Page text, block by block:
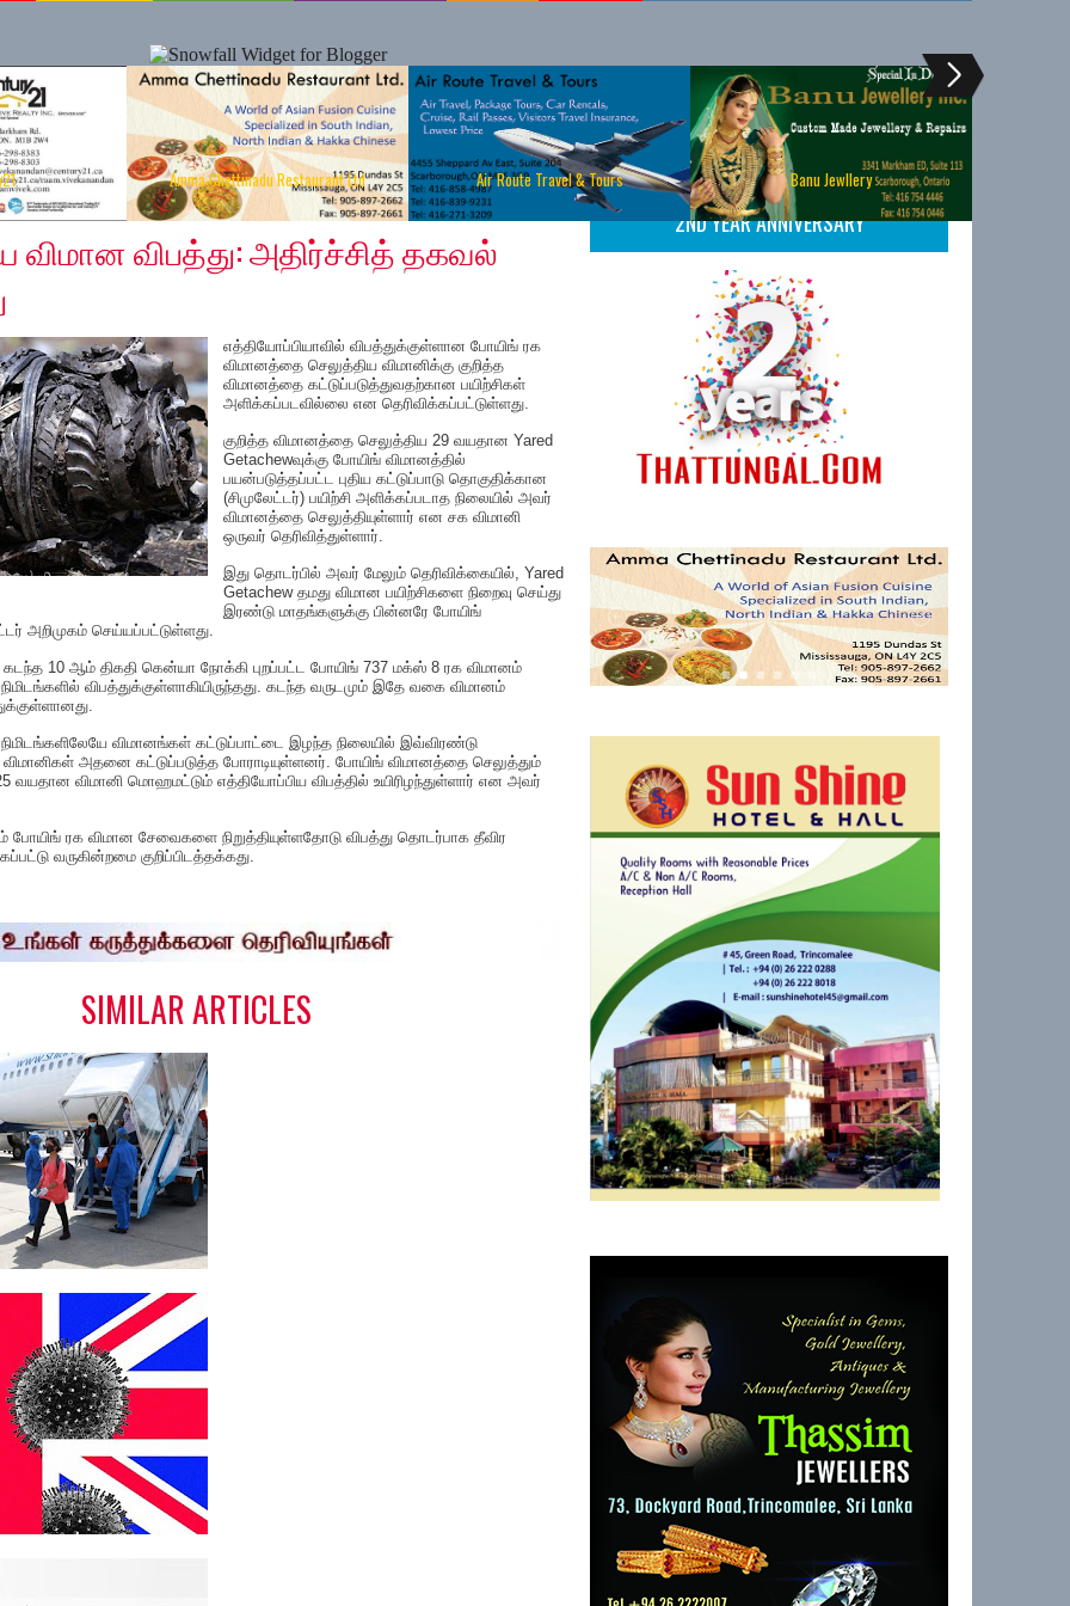
Amma Chettinadu Restaurant Ltd Air Route Travel & Tours Banu Jewllery
விமான விபத்து: அதிர்ச்சித் தகவல்
எத்தியோப்பியாவில் விபத்துக்குள்ளான போயிங் ரக
விமானத்தை செலுத்திய விமானிக்கு குறித்த
விமானத்தை கட்டுப்படுத்துவதற்கான பயிற்சிகள்
அளிக்கப்படவில்லை என தெரிவிக்கப்பட்டுள்ளது.
குறித்த விமானத்தை செலுத்திய 29 வயதான Yared
Getachewவுக்கு போயிங் விமானத்தில்
பயன்படுத்தப்பட்ட புதிய கட்டுப்பாடு தொகுதிக்கான
(சிமுலேட்டர்) பயிற்சி அளிக்கப்படாத நிலையில் அவர்
விமானத்தை செலுத்தியுள்ளார் என சக விமானி
ஒருவர் தெரிவித்துள்ளார்.
இது தொடர்பில் அவர் மேலும் தெரிவிக்கையில், Yared
Getachew தமது விமான பயிற்சிகளை நிறைவு செய்து
இரண்டு மாதங்களுக்கு பின்னரே போயிங்
அறிமுகம் செய்யப்பட்டுள்ளது.
கடந்த 10 ஆம் திகதி கென்யா நோக்கி புறப்பட்ட போயிங் 737 மக்ஸ் 8 ரக விமானம்
விபத்துக்குள்ளாகியிருந்தது. கடந்த வருடமும் இதே வகை விமானம்
விமானங்கள் கட்டுப்பாட்டை இழந்த நிலையில் இவ்விரண்டு
விமானிகள் அதனை கட்டுப்படுத்த போராடியுள்ளனர். போயிங் விமானத்தை செலுத்தும்
வயதான விமானி மொஹமட்டும் எத்தியோப்பிய விபத்தில் உயிரிழந்துள்ளார் என அவர்
போயிங் ரக விமான சேவைகளை நிறுத்தியுள்ளதோடு விபத்து தொடர்பாக தீவிர
வருகின்றமை குறிப்பிடத்தக்கது.
SIMILAR ARTICLES
2ND YEAR ANNIVERSARY